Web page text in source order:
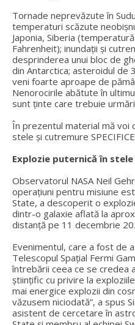
Tornade neprevăzute în
temperaturi scăzute
Japonia, Siberia
Fahrenheit); inundații și
desprinderea unui bloc de
din Antarctica; asteroidul de
veni foarte aproape de
Nenorocirile abătute în
sunt ținte care trebuie
În prezentul material mă voi
stele și cutremure
Explozie puternică în stele
Observatorul NASA Neil
operațiuni pentru misiune
State, a descoperit o
dintr-o galaxie aflată la
distanță pe 11 decembrie
Evenimentul, care a fost de
Telescopul Spațial Fermi
întrebării ceea ce se credea
științific cu privire la
mai energice explozii din
văzusem niciodată”, a spus
asistent de cercetare în